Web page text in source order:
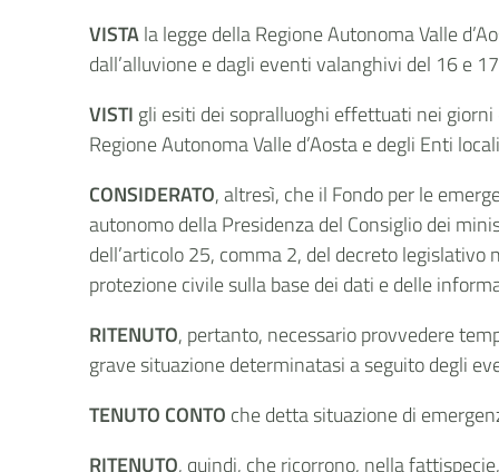
VISTAla legge della Regione Autonoma Valle
dall’alluvione e dagli eventi valanghivi del 16 e
VISTI gli esiti dei sopralluoghi effettuati nei
Regione Autonoma Valle d’Aosta e degli Enti
CONSIDERATO, altresì, che il Fondo per le
autonomo della Presidenza del Consiglio dei
dell’articolo 25, comma 2, del decreto
protezione civile sulla base dei dati e delle
RITENUTO, pertanto, necessario provvedere
grave situazione determinatasi a seguito degli
TENUTO CONTO che detta situazione di
RITENUTO, quindi, che ricorrono, nella